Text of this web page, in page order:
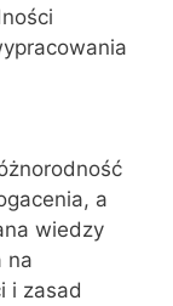
a
wiedzy
na
i zasad